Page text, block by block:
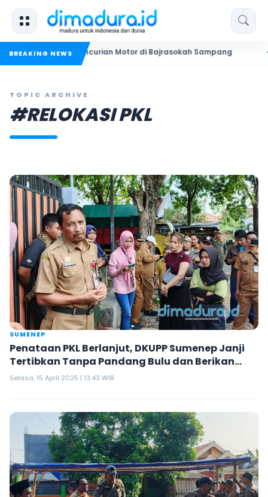
BREAKING NEWS
Pelaku Pencurian Motor di Bajrasokah Sampang 20
TOPIC ARCHIVE
#RELOKASI PKL
SUMENEP
Penataan PKL Berlanjut, DKUPP Sumenep Janji
Tertibkan Tanpa Pandang Bulu dan Berikan
Pembinaan
Selasa, 15 April 2025 | 13:43 WIB